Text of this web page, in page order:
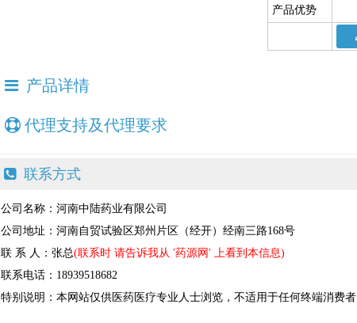
产品优势
产品详情
代理支持及代理要求
联系方式
公司名称：河南中陆药业有限公司
公司地址：河南自贸试验区郑州片区（经开）经南三路168号
联 系 人：张总(联系时 请告诉我从 '药源网' 上看到本信息)
联系电话：18939518682
特别说明：本网站仅供医药医疗专业人士浏览，不适用于任何终端消费者